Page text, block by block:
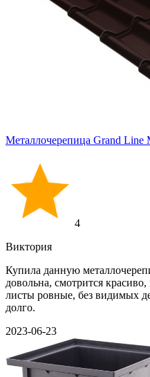
Металлочерепица Grand Line
4
Виктория
Купила данную
довольна, смотрится
листы ровные, без видимых
долго.
2023-06-23